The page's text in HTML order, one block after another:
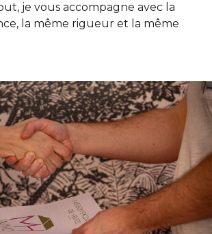
je vous accompagne avec la
la même rigueur et la même